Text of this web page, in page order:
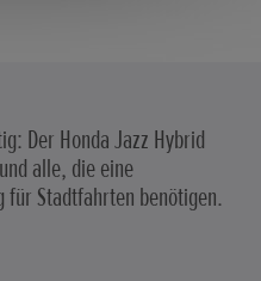
Der Honda Jazz Hybrid
alle, die eine
für Stadtfahrten benötigen.